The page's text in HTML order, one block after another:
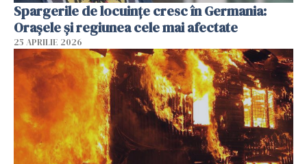
Spargerile de locuințe cresc în Germania:
Orașele și regiunea cele mai afectate
25 APRILIE 2026